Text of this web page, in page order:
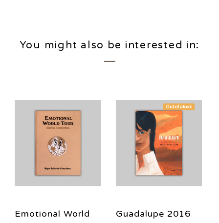
You might also be interested in:
Emotional World
Out of stock
Guadalupe 2016